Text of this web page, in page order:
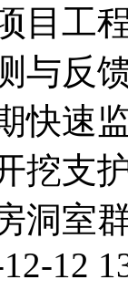
目工
与反
快速
挖支
洞室
12